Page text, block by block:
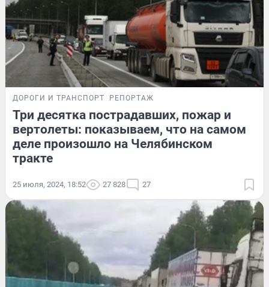
ДОРОГИ И ТРАНСПОРТ РЕПОРТАЖ
Три десятка пострадавших, пожар и
вертолеты: показываем, что на самом
деле произошло на Челябинском
тракте
25 июля, 2024, 18:52 27 828 27